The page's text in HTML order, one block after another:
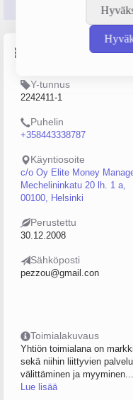
Y-tunnus
2242411-1
Puhelin
+358443338787
Käyntiosoite
c/o Oy Elite Money
Mechelininkatu 20 lh. 1 a,
00100, Helsinki
Perustettu
30.12.2008
Sähköposti
pezzou@gmail.con
Toimialakuvaus
Yhtiön toimialana on
sekä niihin liittyvien
välittäminen ja myyminen...
Lue lisää